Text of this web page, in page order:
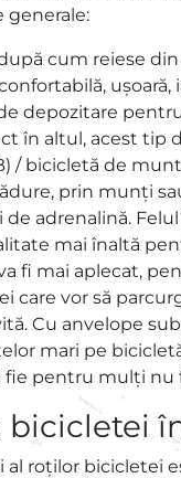
generale:
cum reiese
depozitare
în altul, acest tip
/ bicicletă de
prin munți
adrenalină.
mai înaltă
fi mai aplecat,
care vor să
Cu anvelope
mari pe
fie pentru mulți nu
bicicletei
al roților bicicletei